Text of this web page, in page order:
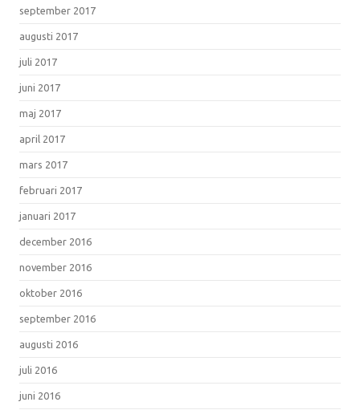
september 2017
augusti 2017
juli 2017
juni 2017
maj 2017
april 2017
mars 2017
februari 2017
januari 2017
december 2016
november 2016
oktober 2016
september 2016
augusti 2016
juli 2016
juni 2016